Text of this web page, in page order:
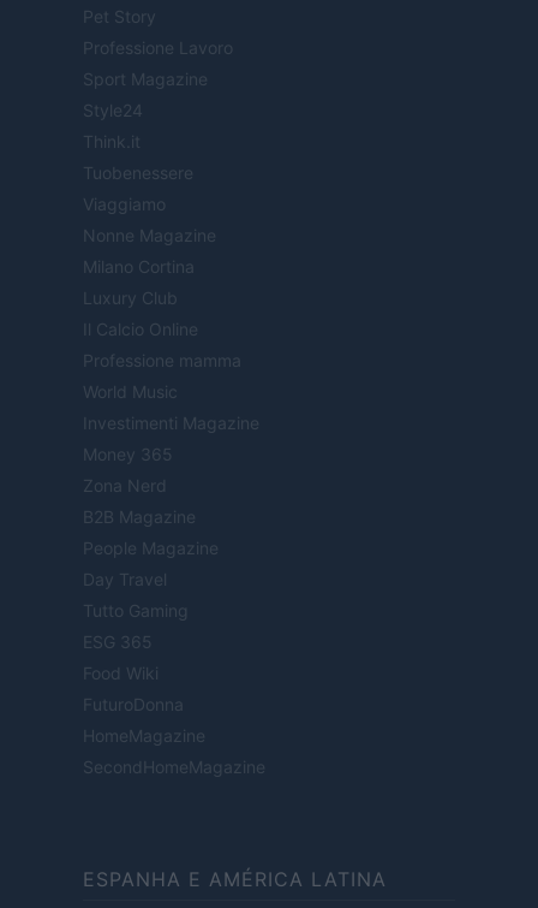
Pet Story
Professione Lavoro
Sport Magazine
Style24
Think.it
Tuobenessere
Viaggiamo
Nonne Magazine
Milano Cortina
Luxury Club
Il Calcio Online
Professione mamma
World Music
Investimenti Magazine
Money 365
Zona Nerd
B2B Magazine
People Magazine
Day Travel
Tutto Gaming
ESG 365
Food Wiki
FuturoDonna
HomeMagazine
SecondHomeMagazine
ESPANHA E AMÉRICA LATINA